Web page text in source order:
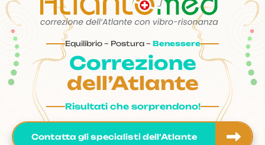
Equilibrio – Postura – Benessere
Correzione
dell’Atlante
Risultati che sorprendono!
Contatta gli specialisti dell’Atlante